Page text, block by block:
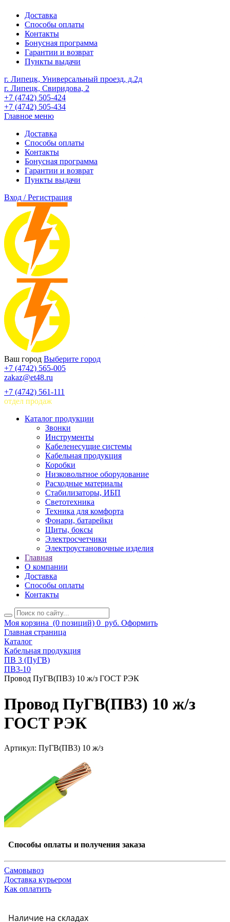
Доставка
Способы оплаты
Контакты
Бонусная программа
Гарантии и возврат
Пункты выдачи
г. Липецк, Универсальный проезд, д.2д
г. Липецк, Свиридова, 2
+7 (4742) 505-424
+7 (4742) 505-434
Главное меню
Доставка
Способы оплаты
Контакты
Бонусная программа
Гарантии и возврат
Пункты выдачи
Вход / Регистрация
Ваш город Выберите город
+7 (4742) 565-005
zakaz@et48.ru
+7 (4742) 561-111
отдел продаж
Каталог продукции
Звонки
Инструменты
Кабеленесущие системы
Кабельная продукция
Коробки
Низковольтное оборудование
Расходные материалы
Стабилизаторы, ИБП
Светотехника
Техника для комфорта
Фонари, батарейки
Щиты, боксы
Электросчетчики
Электроустановочные изделия
Главная
О компании
Доставка
Способы оплаты
Контакты
Моя корзина (0 позиций) 0 руб. Оформить
Главная страница
Каталог
Кабельная продукция
ПВ 3 (ПуГВ)
ПВ3-10
Провод ПуГВ(ПВ3) 10 ж/з ГОСТ РЭК
Провод ПуГВ(ПВ3) 10 ж/з
ГОСТ РЭК
Артикул: ПуГВ(ПВ3) 10 ж/з
Способы оплаты и получения заказа
Самовывоз
Доставка курьером
Как оплатить
Наличие на складах